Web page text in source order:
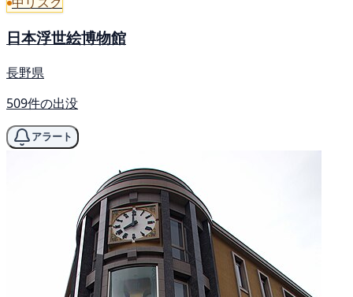
日本浮世絵博物館
長野県
509件の出没
アラート